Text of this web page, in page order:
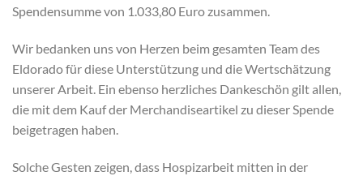
Spendensumme von 1.033,80 Euro zusammen.
Wir bedanken uns von Herzen beim gesamten Team des
Eldorado für diese Unterstützung und die Wertschätzung
unserer Arbeit. Ein ebenso herzliches Dankeschön gilt allen,
die mit dem Kauf der Merchandiseartikel zu dieser Spende
beigetragen haben.
Solche Gesten zeigen, dass Hospizarbeit mitten in der